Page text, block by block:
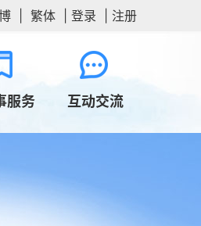
繁体 登录 注册
服务 互动交流